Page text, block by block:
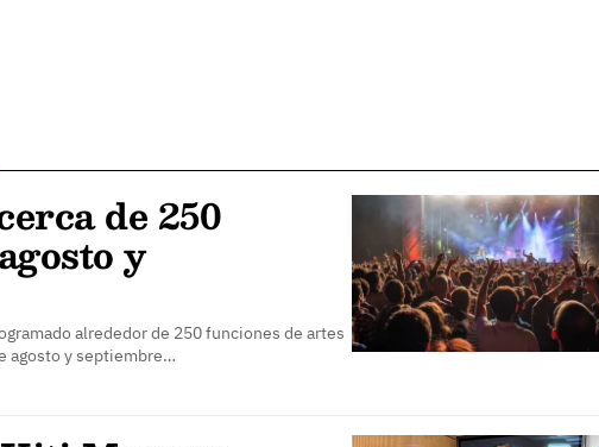
de 250
y
alrededor de 250 funciones de artes
agosto y septiembre…